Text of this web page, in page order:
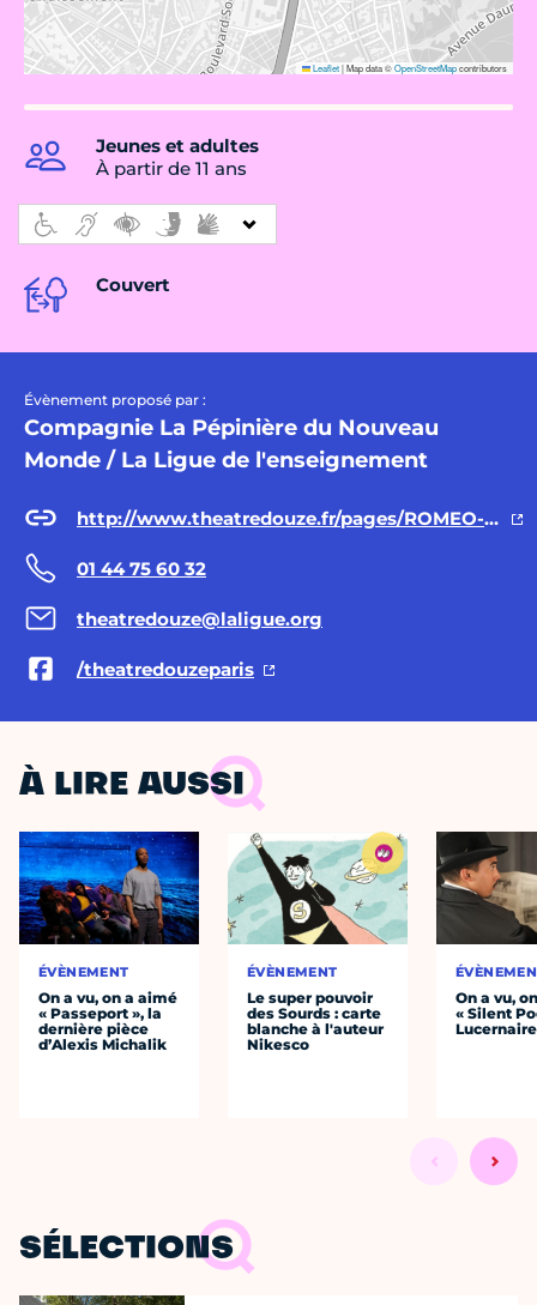
Leaflet|Map data ©OpenStreetMapcontributors
Jeunes et adultes
À partir de 11 ans
Couvert
Évènement proposé par :
Compagnie La Pépinière du Nouveau
Monde / La Ligue de l'enseignement
http://www.theatredouze.fr/pages/ROMEO-ET-JULIETTE_spect-246.html
01 44 75 60 32
theatredouze@laligue.org
/theatredouzeparis
À LIRE AUSSI
ÉVÈNEMENT
On a vu, on a aimé
« Passeport », la
dernière pièce
d’Alexis Michalik
ÉVÈNEMENT
Le super pouvoir
des Sourds : carte
blanche à l'auteur
Nikesco
On a vu,
« Silent
Lucernaire
SÉLECTIONS